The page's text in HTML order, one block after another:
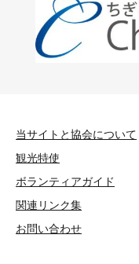
当サイトと協会について
観光特使
ボランティアガイド
関連リンク集
お問い合わせ